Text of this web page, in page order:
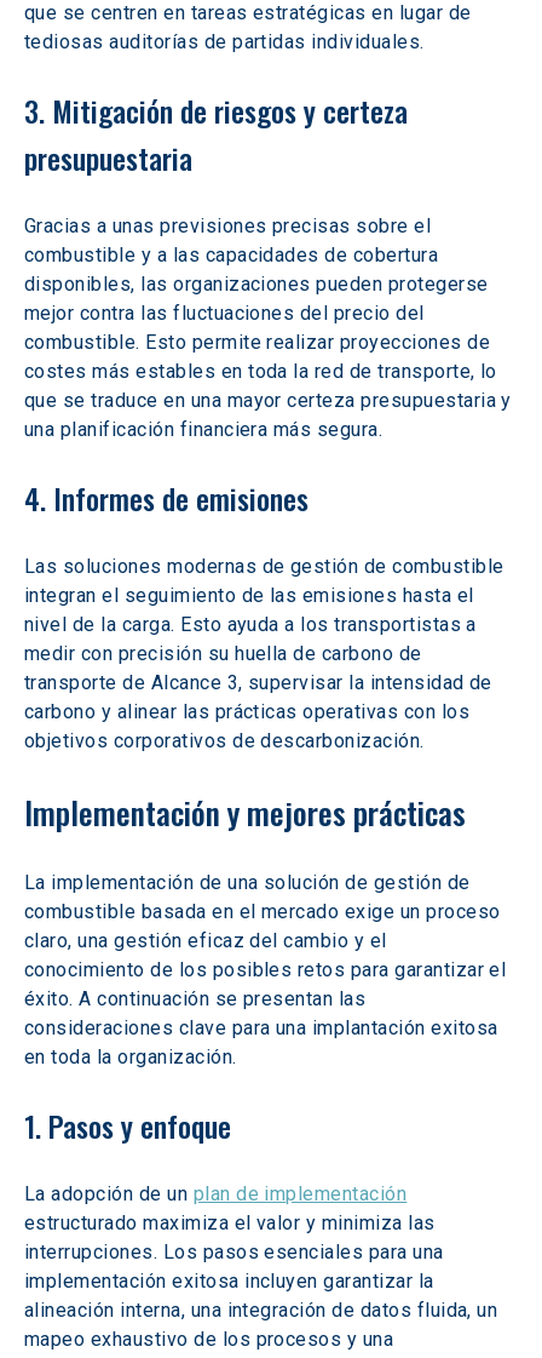
que se centren en tareas estratégicas en lugar de
tediosas auditorías de partidas individuales.
3. Mitigación de riesgos y certeza
presupuestaria
Gracias a unas previsiones precisas sobre el
combustible y a las capacidades de cobertura
disponibles, las organizaciones pueden protegerse
mejor contra las fluctuaciones del precio del
combustible. Esto permite realizar proyecciones de
costes más estables en toda la red de transporte, lo
que se traduce en una mayor certeza presupuestaria y
una planificación financiera más segura.
4. Informes de emisiones
Las soluciones modernas de gestión de combustible
integran el seguimiento de las emisiones hasta el
nivel de la carga. Esto ayuda a los transportistas a
medir con precisión su huella de carbono de
transporte de Alcance 3, supervisar la intensidad de
carbono y alinear las prácticas operativas con los
objetivos corporativos de descarbonización.
Implementación y mejores prácticas
La implementación de una solución de gestión de
combustible basada en el mercado exige un proceso
claro, una gestión eficaz del cambio y el
conocimiento de los posibles retos para garantizar el
éxito. A continuación se presentan las
consideraciones clave para una implantación exitosa
en toda la organización.
1. Pasos y enfoque
La adopción de un plan de implementación
estructurado maximiza el valor y minimiza las
interrupciones. Los pasos esenciales para una
implementación exitosa incluyen garantizar la
alineación interna, una integración de datos fluida, un
mapeo exhaustivo de los procesos y una